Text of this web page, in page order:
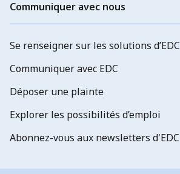
Communiquer avec nous
Se renseigner sur les solutions d’EDC
Communiquer avec EDC
Déposer une plainte
Explorer les possibilités d’emploi
Abonnez-vous aux newsletters d'EDC